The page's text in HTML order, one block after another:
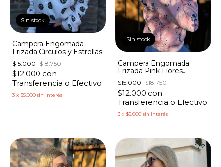
Sin stock
Campera Engomada
Frizada Circulos y Estrellas
$15.000 $18.750
$12.000 con
Transferencia o Efectivo
3 x $5.000 sin interés
Sin stock
Campera Engomada
Frizada Pink Flores
Blancas y Azules
$15.000 $18.750
$12.000 con
Transferencia o Efectivo
3 x $5.000 sin interés
1/5 1/2